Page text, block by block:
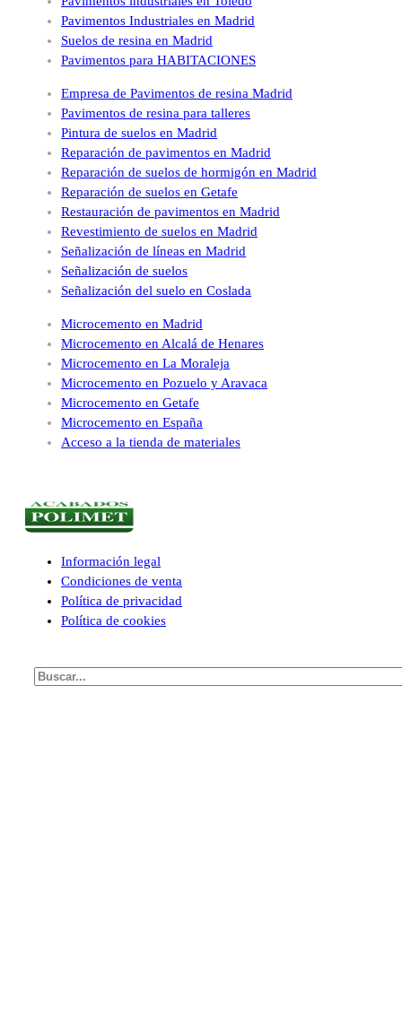
Pavimentos Industriales en Madrid
Suelos de resina en Madrid
Pavimentos para HABITACIONES
Empresa de Pavimentos de resina Madrid
Pavimentos de resina para talleres
Pintura de suelos en Madrid
Reparación de pavimentos en Madrid
Reparación de suelos de hormigón en Madrid
Reparación de suelos en Getafe
Restauración de pavimentos en Madrid
Revestimiento de suelos en Madrid
Señalización de líneas en Madrid
Señalización de suelos
Señalización del suelo en Coslada
Microcemento en Madrid
Microcemento en Alcalá de Henares
Microcemento en La Moraleja
Microcemento en Pozuelo y Aravaca
Microcemento en Getafe
Microcemento en España
Acceso a la tienda de materiales
Información legal
Condiciones de venta
Política de privacidad
Política de cookies
Buscar